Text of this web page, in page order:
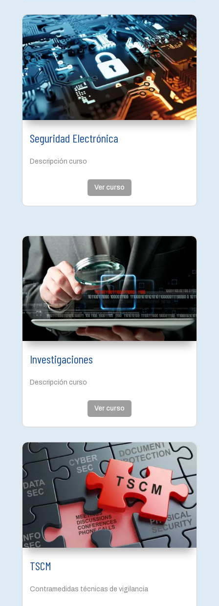
Seguridad Electrónica
Descripción curso
Ver curso
Investigaciones
Descripción curso
Ver curso
TSCM
Contramedidas técnicas de vigilancia